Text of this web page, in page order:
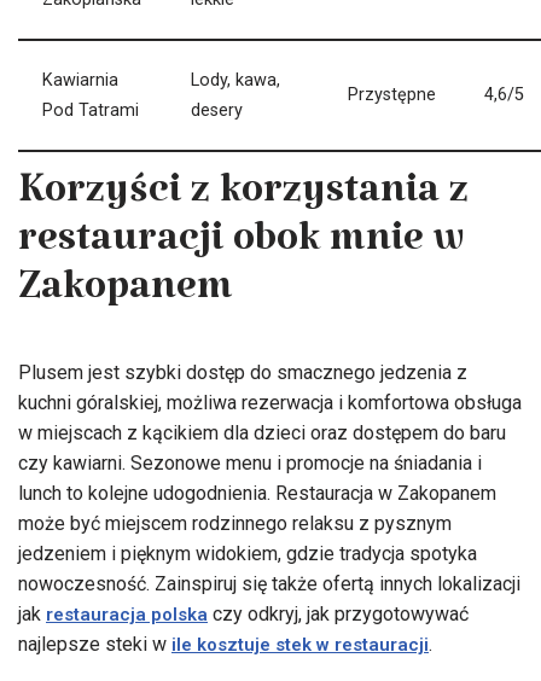
Kawiarnia
Pod Tatrami
Lody, kawa,
desery
Przystępne 4,6/5
Korzyści z korzystania z
restauracji obok mnie w
Zakopanem
Plusem jest szybki dostęp do smacznego jedzenia z
kuchni góralskiej, możliwa rezerwacja i komfortowa obsługa
w miejscach z kącikiem dla dzieci oraz dostępem do baru
czy kawiarni. Sezonowe menu i promocje na śniadania i
lunch to kolejne udogodnienia. Restauracja w Zakopanem
może być miejscem rodzinnego relaksu z pysznym
jedzeniem i pięknym widokiem, gdzie tradycja spotyka
nowoczesność. Zainspiruj się także ofertą innych lokalizacji
jak restauracja polska czy odkryj, jak przygotowywać
najlepsze steki w ile kosztuje stek w restauracji.